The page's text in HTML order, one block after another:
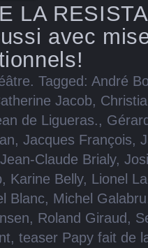
LA
avec
. Tagged: André
Jacob,
de Ligueras.,
, Jacques François,
Jean-Claude Brialy,
, Karine Belly, Lionel
Blanc, Michel Galabru
, Roland Giraud,
, teaser Papy fait de